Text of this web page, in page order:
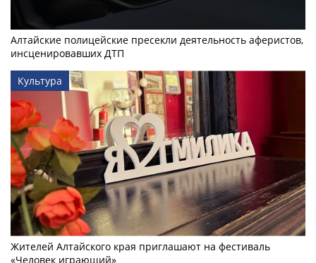
Алтайские полицейские пресекли деятельность аферистов,
инсценировавших ДТП
Культура
Жителей Алтайского края приглашают на фестиваль
«Человек играющий»